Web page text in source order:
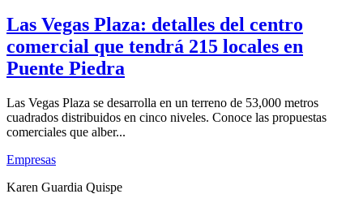
Las Vegas Plaza: detalles del centro
comercial que tendrá 215 locales en
Puente Piedra
Las Vegas Plaza se desarrolla en un terreno de 53,000 metros
cuadrados distribuidos en cinco niveles. Conoce las propuestas
comerciales que alber...
Empresas
Karen Guardia Quispe